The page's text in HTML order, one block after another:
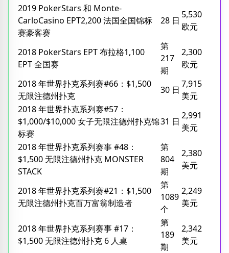
2019 PokerStars 和 Monte-
CarloCasino EPT2,200 法国全国锦标
赛豪客赛
28 日
5,530
欧元
2018 PokerStars EPT 布拉格1,100
EPT 全国赛
第
217
期
2,300
欧元
2018 年世界扑克系列赛#66：$1,500
无限注德州扑克
30 日
7,915
美元
2018 年世界扑克系列赛#57：
$1,000/$10,000 女子无限注德州扑克锦
标赛
31 日
2,991
美元
2018 年世界扑克系列赛事 #48：
$1,500 无限注德州扑克 MONSTER
STACK
第
804
期
2,380
美元
2018 年世界扑克系列赛#21：$1,500
无限注德州扑克百万富翁制造者
第
1089
个
2,249
美元
2018 年世界扑克系列赛事 #17：
$1,500 无限注德州扑克 6 人桌
第
189
期
2,342
美元